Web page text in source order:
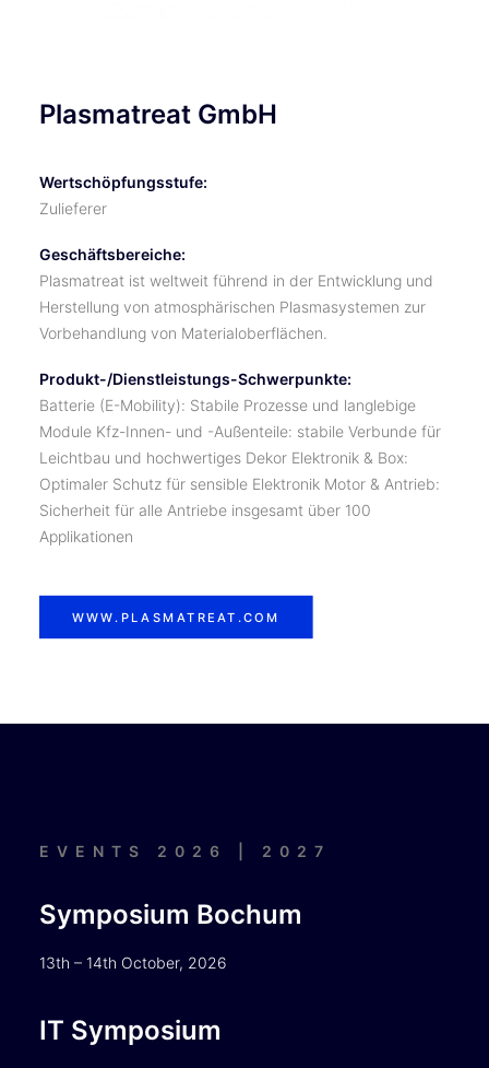
Plasmatreat GmbH
Wertschöpfungsstufe:
Zulieferer
Geschäftsbereiche:
Plasmatreat ist weltweit führend in der Entwicklung und
Herstellung von atmosphärischen Plasmasystemen zur
Vorbehandlung von Materialoberflächen.
Produkt-/Dienstleistungs-Schwerpunkte:
Batterie (E-Mobility): Stabile Prozesse und langlebige
Module Kfz-Innen- und -Außenteile: stabile Verbunde für
Leichtbau und hochwertiges Dekor Elektronik & Box:
Optimaler Schutz für sensible Elektronik Motor & Antrieb:
Sicherheit für alle Antriebe insgesamt über 100
Applikationen
WWW.PLASMATREAT.COM
EVENTS 2026 | 2027
Symposium Bochum
13th – 14th October, 2026
IT Symposium